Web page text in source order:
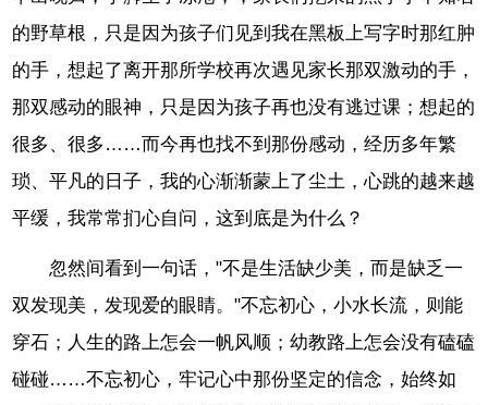
的野草根，只是因为孩子们见到我在黑板上写字时那红肿
的手，想起了离开那所学校再次遇见家长那双激动的手，
那双感动的眼神，只是因为孩子再也没有逃过课；想起的
很多、很多……而今再也找不到那份感动，经历多年繁
琐、平凡的日子，我的心渐渐蒙上了尘土，心跳的越来越
平缓，我常常扪心自问，这到底是为什么？
忽然间看到一句话，"不是生活缺少美，而是缺乏一
双发现美，发现爱的眼睛。"不忘初心，小水长流，则能
穿石；人生的路上怎会一帆风顺；幼教路上怎会没有磕磕
碰碰……不忘初心，牢记心中那份坚定的信念，始终如